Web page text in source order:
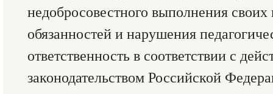
недобросовестного выполнения
обязанностей и нарушения
ответственность в соответствии с
законодательством Российской